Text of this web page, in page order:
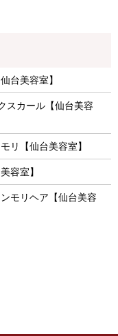
台美容室】
スカール【仙台美容
リ【仙台美容室】
容室】
モリヘア【仙台美容